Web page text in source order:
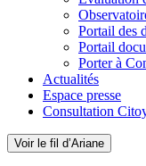
Portail des
Portail
Porter à
Actualités
Espace presse
Consultation
Voir le fil d’Ariane